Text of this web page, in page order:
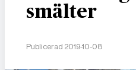
smälter
Publicerad 2019-10-08